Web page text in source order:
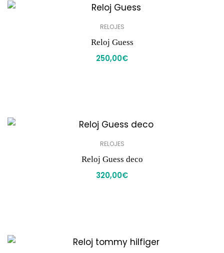
RELOJES
Reloj Guess
250,00€
RELOJES
Reloj Guess deco
320,00€